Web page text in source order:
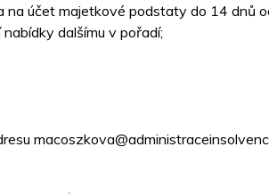
účet majetkové podstaty do 14 dnů
dalšímu v pořadí;